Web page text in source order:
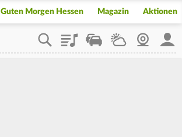
Guten Morgen Hessen Magazin Aktionen
PlaylistStaupilotWetterWebcam